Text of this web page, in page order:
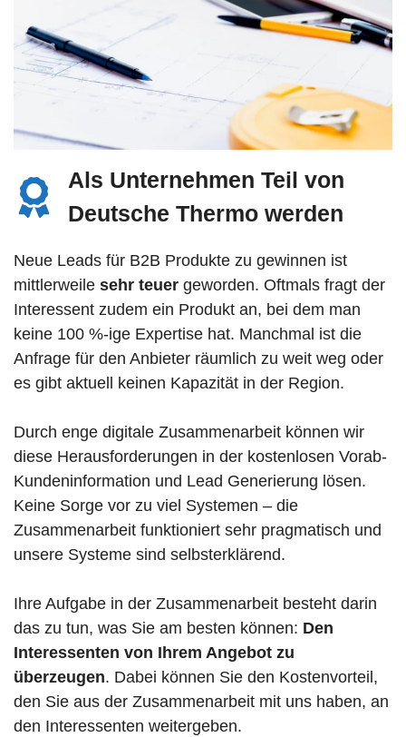
Als Unternehmen Teil von
Deutsche Thermo werden
Neue Leads für B2B Produkte zu gewinnen ist
mittlerweile sehr teuer geworden. Oftmals fragt der
Interessent zudem ein Produkt an, bei dem man
keine 100 %-ige Expertise hat. Manchmal ist die
Anfrage für den Anbieter räumlich zu weit weg oder
es gibt aktuell keinen Kapazität in der Region.
Durch enge digitale Zusammenarbeit können wir
diese Herausforderungen in der kostenlosen Vorab-
Kundeninformation und Lead Generierung lösen.
Keine Sorge vor zu viel Systemen – die
Zusammenarbeit funktioniert sehr pragmatisch und
unsere Systeme sind selbsterklärend.
Ihre Aufgabe in der Zusammenarbeit besteht darin
das zu tun, was Sie am besten können: Den
Interessenten von Ihrem Angebot zu
überzeugen. Dabei können Sie den Kostenvorteil,
den Sie aus der Zusammenarbeit mit uns haben, an
den Interessenten weitergeben.